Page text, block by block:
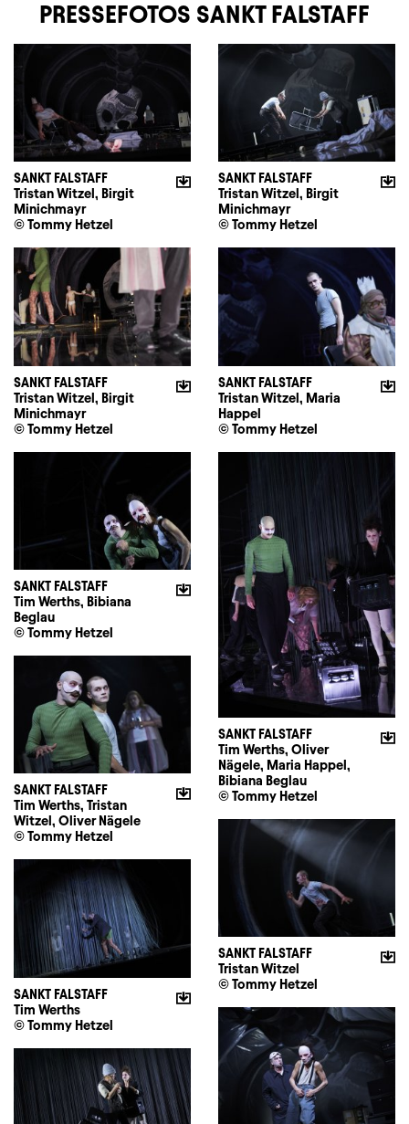
PRESSEFOTOS SANKT FALSTAFF
SANKT FALSTAFF
Tristan Witzel, Birgit
Minichmayr
© Tommy Hetzel
SANKT FALSTAFF
Tristan Witzel, Birgit
Minichmayr
© Tommy Hetzel
SANKT FALSTAFF
Tristan Witzel, Birgit
Minichmayr
© Tommy Hetzel
SANKT FALSTAFF
Tristan Witzel, Maria
Happel
© Tommy Hetzel
SANKT FALSTAFF
Tim Werths, Bibiana
Beglau
© Tommy Hetzel
SANKT FALSTAFF
Tim Werths, Oliver
Nägele, Maria Happel,
Bibiana Beglau
© Tommy Hetzel
SANKT FALSTAFF
Tim Werths, Tristan
Witzel, Oliver Nägele
© Tommy Hetzel
SANKT FALSTAFF
Tristan Witzel
© Tommy Hetzel
SANKT FALSTAFF
Tim Werths
© Tommy Hetzel